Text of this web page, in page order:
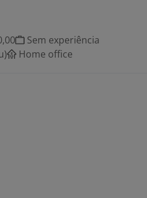
Sem experiência
Home office